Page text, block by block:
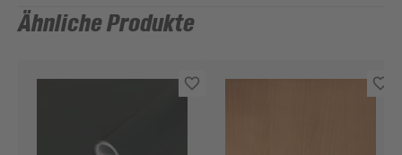
Ähnliche Produkte